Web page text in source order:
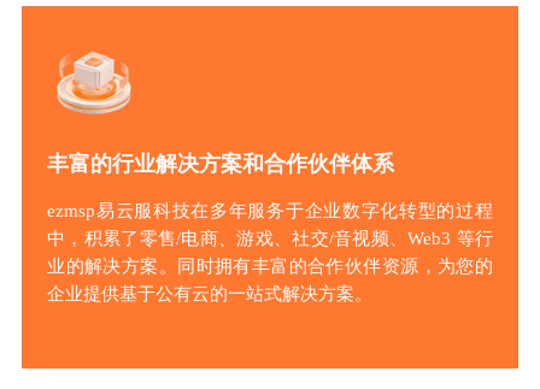
丰富的行业解决方案和合作伙伴体系
ezmsp易云服科技在多年服务于企业数字化转型的过程
中，积累了零售/电商、游戏、社交/音视频、Web3 等行
业的解决方案。同时拥有丰富的合作伙伴资源，为您的
企业提供基于公有云的一站式解决方案。